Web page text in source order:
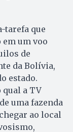
tarefa que
um voo
de
da Bolívia,
estado.
a TV
uma fazenda
ao local